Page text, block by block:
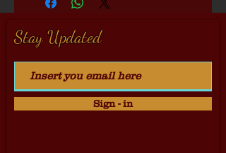
Stay Updated
Sign - in